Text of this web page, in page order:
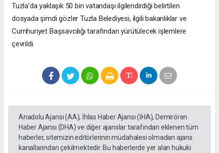
Tuzla’da yaklaşık 50 bin vatandaşı ilgilendirdiği belirtilen
dosyada şimdi gözler Tuzla Belediyesi, ilgili bakanlıklar ve
Cumhuriyet Başsavcılığı tarafından yürütülecek işlemlere
çevrildi.
Anadolu Ajansı (AA), İhlas Haber Ajansı (İHA), Demirören
Haber Ajansı (DHA) ve diğer ajanslar tarafından eklenen tüm
haberler, sitemizin editörlerinin müdahalesi olmadan ajans
kanallarından çekilmektedir. Bu haberlerde yer alan hukuki